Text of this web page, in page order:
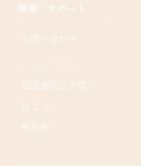
関連・サポート
お問い合わせ
旧函館区公会堂
はこぶら
野外劇